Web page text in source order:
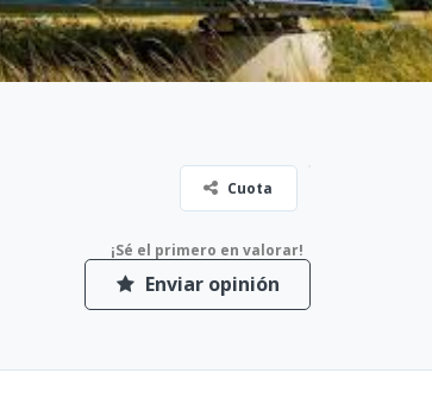
Cuota
¡Sé el primero en valorar!
Enviar opinión